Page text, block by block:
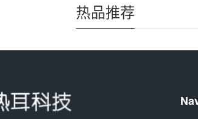
热品推荐